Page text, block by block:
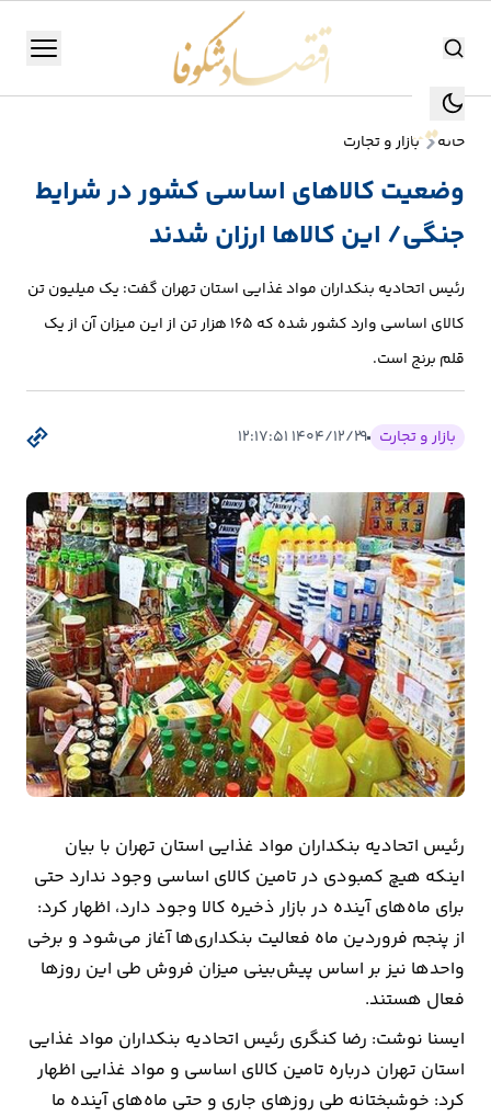
جستجو جستجو
منو
تولید
صنعت
انرژی
بورس
بیمه
اقتصاد
جهان
بازار
و
تجارت
کشاورزی
و
مسکن
اقتصاد
ایران
ارتباطات
خودرو
خانه بازار و تجارت
وضعیت کالاهای اساسی کشور در شرایط
جنگی/ این کالاها ارزان شدند
رئیس اتحادیه بنکداران مواد غذایی استان تهران گفت: یک میلیون تن
کالای اساسی وارد کشور شده که ۱۶۵ هزار تن از این میزان آن از یک
قلم برنج است.
بازار و تجارت ۱۴۰۴/۱۲/۲۹ ۱۲:۱۷:۵۱
رئیس اتحادیه بنکداران مواد غذایی استان تهران با بیان
اینکه هیچ کمبودی در تامین کالای اساسی وجود ندارد حتی
برای ماه‌های آینده در بازار ذخیره کالا وجود دارد، اظهار کرد:
از پنجم فروردین ماه فعالیت بنکداری‌ها آغاز می‌شود و برخی
واحدها نیز بر اساس پیش‌بینی میزان فروش طی این روزها
فعال هستند.
ایسنا نوشت: رضا کنگری رئیس اتحادیه بنکداران مواد غذایی
استان تهران درباره تامین کالای اساسی و مواد غذایی اظهار
کرد: خوشبختانه طی روزهای جاری و حتی ماه‌های آینده ما